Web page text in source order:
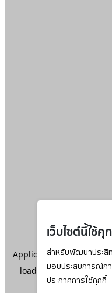
เว็บไซต์นี้ใช้คุ
สำหรับพัฒนาประสิ
มอบประสบการณ์ก
ประกาศการใช้คุกกี้
Application error: aclient
loadingwww.ktc.co.th